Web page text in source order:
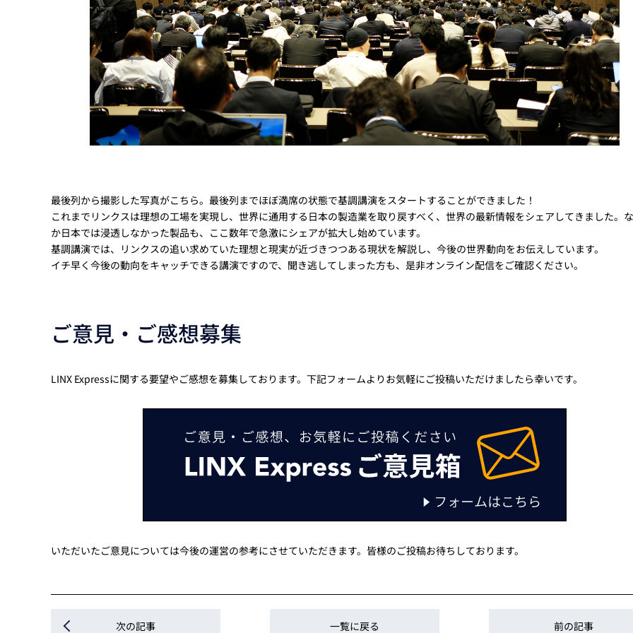
最後列から撮影した写真がこちら。最後列までほぼ満席の状態で基調講演をスタートすることができました！
これまでリンクスは理想の工場を実現し、世界に通用する日本の製造業を取り戻すべく、世界の最新情報をシェアしてきました。
か日本では浸透しなかった製品も、ここ数年で急激にシェアが拡大し始めています。
基調講演では、リンクスの追い求めていた理想と現実が近づきつつある現状を解説し、今後の世界動向をお伝えしています。
イチ早く今後の動向をキャッチできる講演ですので、聞き逃してしまった方も、是非オンライン配信をご確認ください。
ご意見・ご感想募集
LINX Expressに関する要望やご感想を募集しております。下記フォームよりお気軽にご投稿いただけましたら幸いです。
いただいたご意見については今後の運営の参考にさせていただきます。皆様のご投稿お待ちしております。
次の記事 一覧に戻る 前の記事